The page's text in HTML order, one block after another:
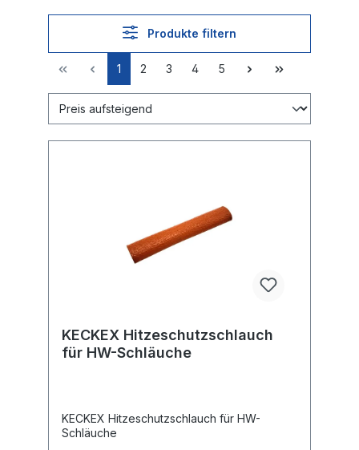
Produkte filtern
1 2 3 4 5
KECKEX Hitzeschutzschlauch
für HW-Schläuche
KECKEX Hitzeschutzschlauch für HW-
Schläuche